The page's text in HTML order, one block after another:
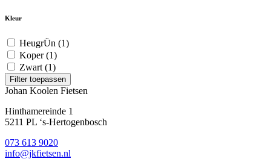
Kleur
HeugrÜn (1)
Koper(1)
Zwart (1)
Filter toepassen
Johan Koolen Fietsen
Hinthamereinde 1
5211 PL ‘s-Hertogenbosch
073 613 9020
info@jkfietsen.nl